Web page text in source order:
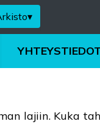
▾
lajiin. Kuka